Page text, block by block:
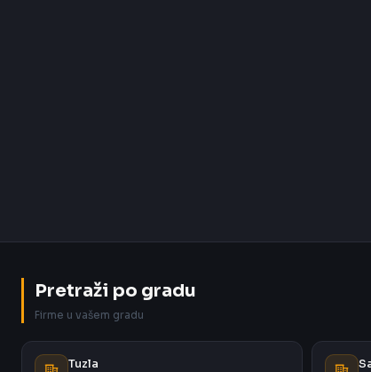
Pretraži po gradu
Firme u vašem gradu
Tuzla